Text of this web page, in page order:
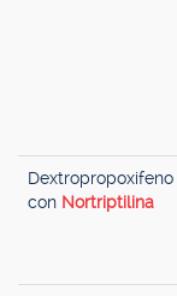
Dextropropoxifeno
con Nortriptilina